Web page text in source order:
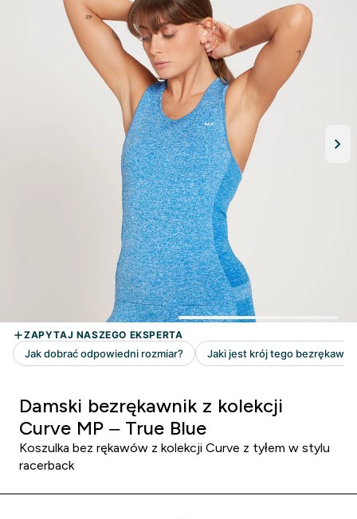
Damski bezrękawnik z kolekcji
Curve MP – True Blue
Koszulka bez rękawów z kolekcji Curve z tyłem w stylu
racerback